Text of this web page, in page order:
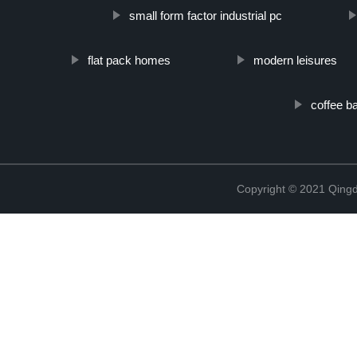
small form factor industrial pc
flat pack homes modern leisures
coffee
Copyright © 2021